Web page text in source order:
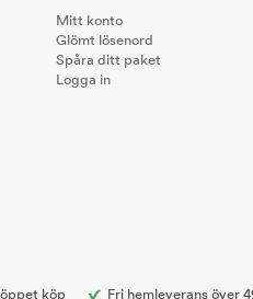
Mitt konto
Glömt lösenord
Spåra ditt paket
Logga in
köp Fri hemleverans över